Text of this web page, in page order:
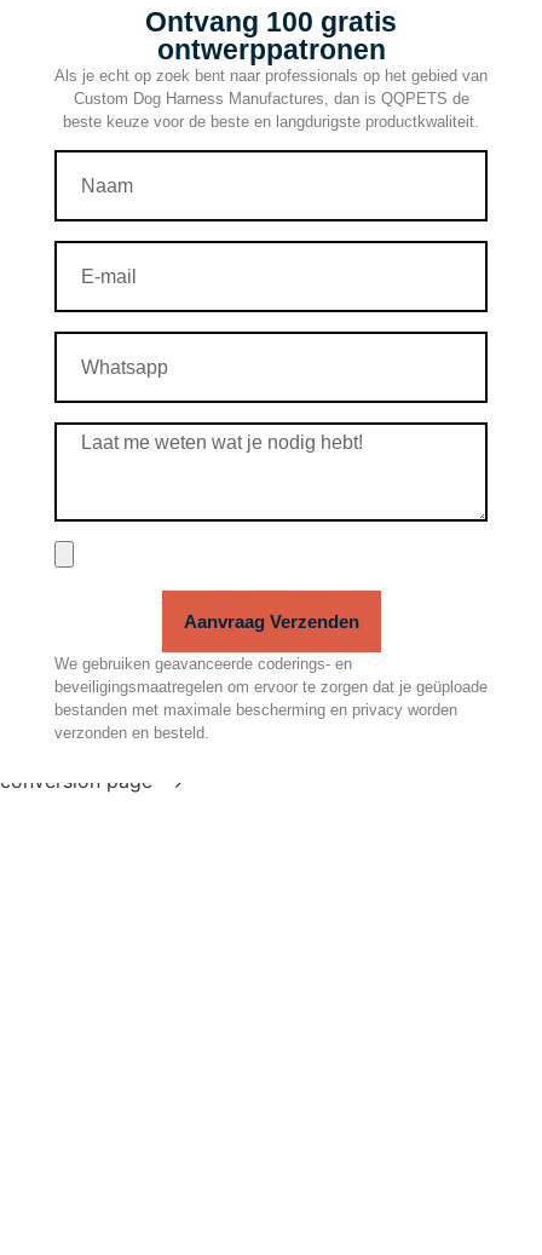
Ontvang 100 gratis
ontwerppatronen
Als je echt op zoek bent naar professionals op het gebied van
Custom Dog Harness Manufactures, dan is QQPETS de
beste keuze voor de beste en langdurigste productkwaliteit.
Aanvraag Verzenden
We gebruiken geavanceerde coderings- en
beveiligingsmaatregelen om ervoor te zorgen dat je geüploade
bestanden met maximale bescherming en privacy worden
verzonden en besteld.
conversion page -->